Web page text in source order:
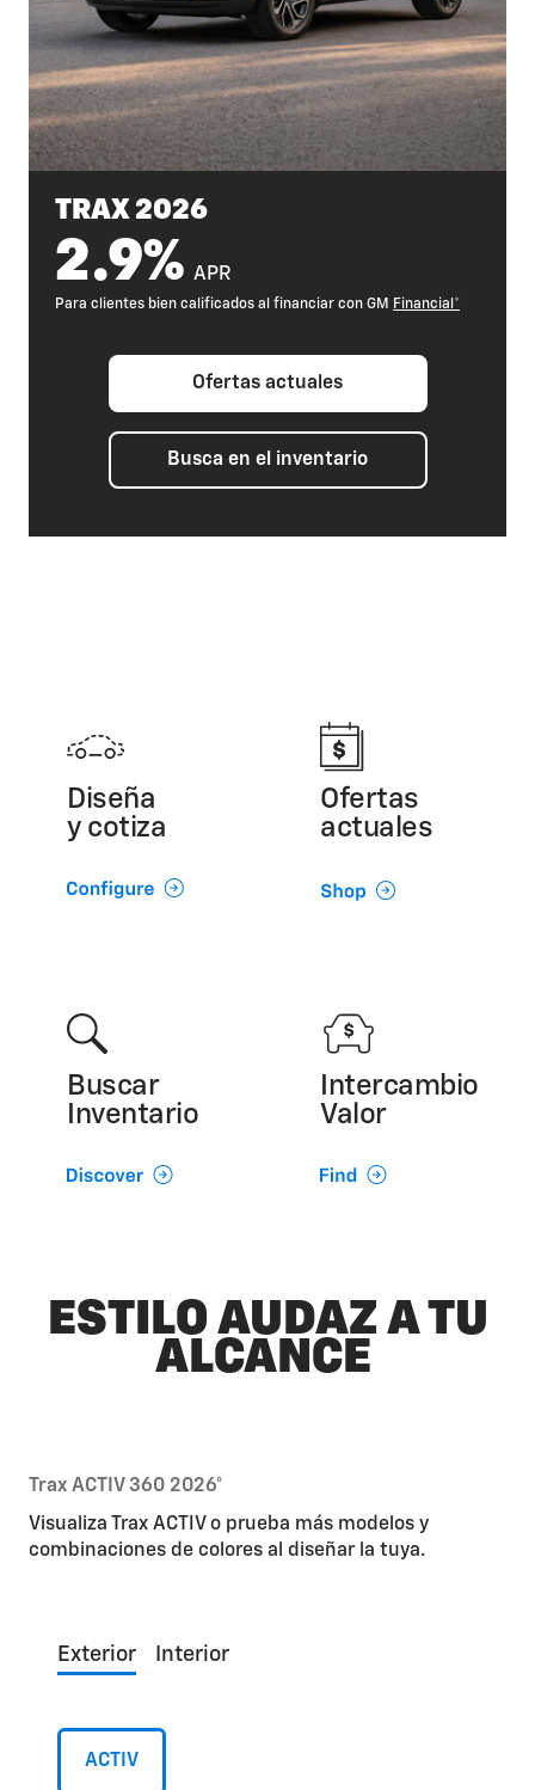
TRAX 2026
2.9% APR
Para clientes bien calificados al financiar con GM Financial*
Ofertas actuales
Busca en el inventario
Diseña
y cotiza
Ofertas
actuales
Buscar
Inventario
Intercambio
Valor
ESTILO AUDAZ A TU
ALCANCE
Trax ACTIV 360 2026°
Visualiza Trax ACTIV o prueba más modelos y
combinaciones de colores al diseñar la tuya.
Exterior Interior
ACTIV